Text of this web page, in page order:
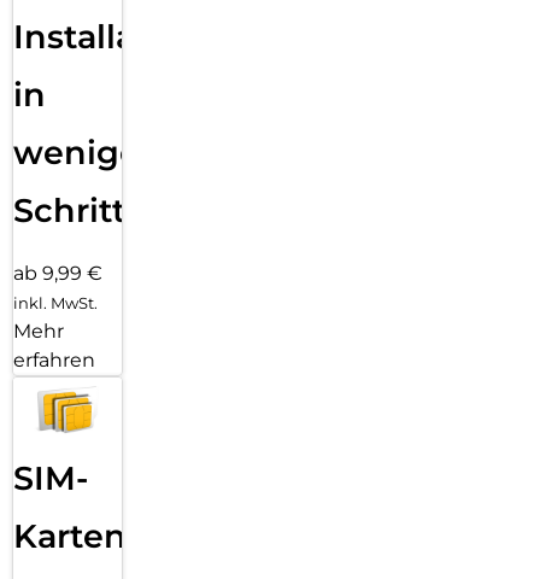
Installation
in
wenigen
Schritten
ab 9,99 €
inkl. MwSt.
Mehr
erfahren
SIM-
Karten